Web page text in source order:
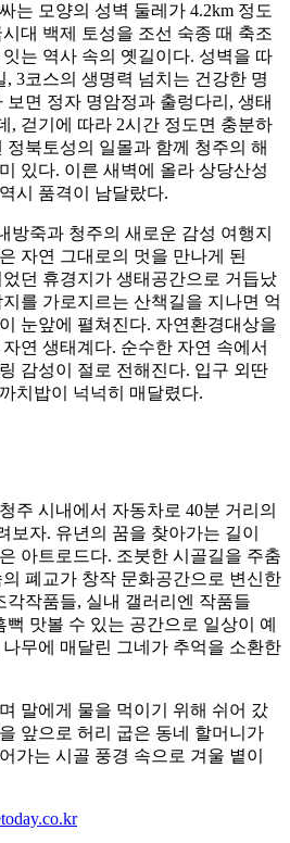
는 모양의 성벽 둘레가 4.2km 정도
대 백제 토성을 조선 숙종 때 축조
는 역사 속의 옛길이다. 성벽을 따
3코스의 생명력 넘치는 건강한 명
면 정자 명암정과 출렁다리, 생태
, 걷기에 따라 2시간 정도면 충분하
북토성의 일몰과 함께 청주의 해
있다. 이른 새벽에 올라 상당산성
시 품격이 남달랐다.
방죽과 청주의 새로운 감성 여행지
자연 그대로의 멋을 만나게 된
던 휴경지가 생태공간으로 거듭났
를 가로지르는 산책길을 지나면 억
눈앞에 펼쳐진다. 자연환경대상을
연 생태계다. 순수한 자연 속에서
감성이 절로 전해진다. 입구 외딴
치밥이 넉넉히 매달렸다.
주 시내에서 자동차로 40분 거리의
보자. 유년의 꿈을 찾아가는 길이
아트로드다. 조붓한 시골길을 주춤
폐교가 창작 문화공간으로 변신한
각작품들, 실내 갤러리엔 작품들
맛볼 수 있는 공간으로 일상이 예
무에 매달린 그네가 추억을 소환한
말에게 물을 먹이기 위해 쉬어 갔
앞으로 허리 굽은 동네 할머니가
가는 시골 풍경 속으로 겨울 볕이